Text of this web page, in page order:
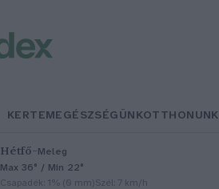
KERTEMEGÉSZSÉGÜNKOTTHONUNK
Hétfő–Meleg
Max 36° / Min 22°
Csapadék: 1% (0 mm)Szél: 7 km/h